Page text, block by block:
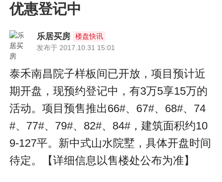
优惠登记中
乐居买房
楼盘快讯
发布于 2017.10.31 15:01
泰禾南昌院子样板间已开放，项目预计近
期开盘，现预约登记中，有3万5享15万的
活动。项目预售推出66#、67#、68#、74
#、77#、79#、82#、84#，建筑面积约10
9-127平。新中式山水院墅，具体开盘时间
待定。【详细信息以售楼处公布为准】